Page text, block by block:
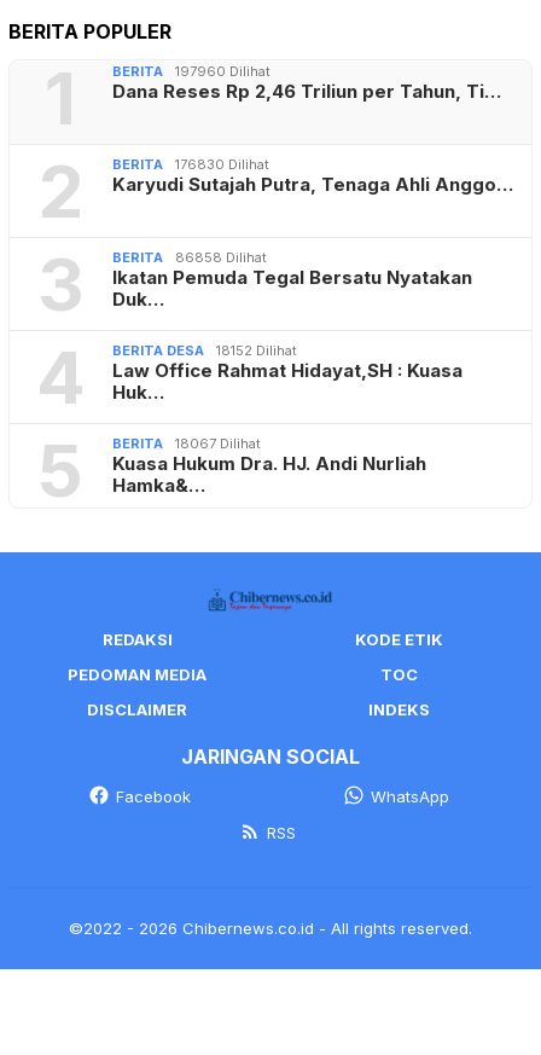
BERITA POPULER
1 BERITA 197960 Dilihat
Dana Reses Rp 2,46 Triliun per Tahun, Ti…
2 BERITA 176830 Dilihat
Karyudi Sutajah Putra, Tenaga Ahli Anggo…
3 BERITA 86858 Dilihat
Ikatan Pemuda Tegal Bersatu Nyatakan
Duk…
4 BERITA DESA 18152 Dilihat
Law Office Rahmat Hidayat,SH : Kuasa
Huk…
5 BERITA 18067 Dilihat
Kuasa Hukum Dra. HJ. Andi Nurliah
Hamka&…
REDAKSI
KODE ETIK
PEDOMAN MEDIA
TOC
DISCLAIMER
INDEKS
JARINGAN SOCIAL
Facebook
WhatsApp
RSS
©2022 - 2026 Chibernews.co.id - All rights reserved.